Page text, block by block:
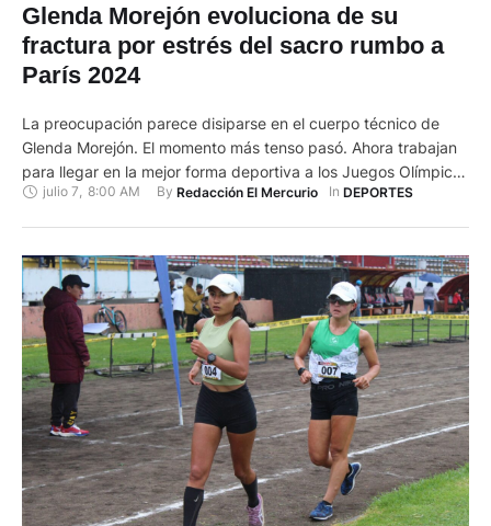
Glenda Morejón evoluciona de su
fractura por estrés del sacro rumbo a
París 2024
La preocupación parece disiparse en el cuerpo técnico de
Glenda Morejón. El momento más tenso pasó. Ahora trabajan
para llegar en la mejor forma deportiva a los Juegos Olímpicos
que arrancarán en París el 26 de julio. A la marchista
julio 7, 8:00 AM By Redacción El Mercurio In DEPORTES